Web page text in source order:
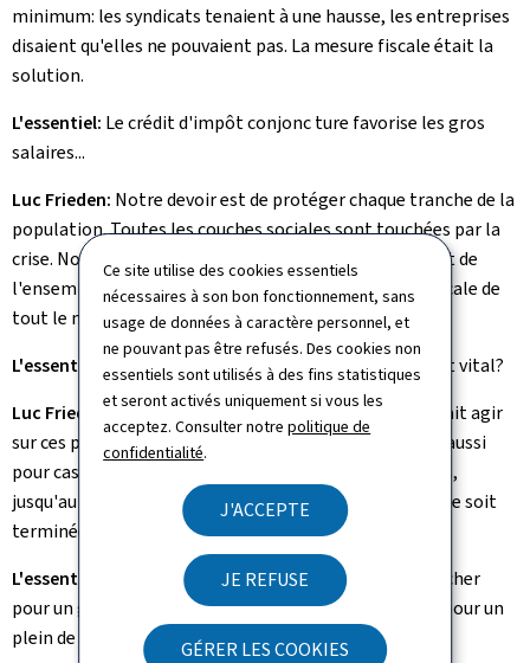
Ce site utilise des cookies essentiels
nécessaires à son bon fonctionnement, sans
usage de données à caractère personnel, et
ne pouvant pas être refusés. Des cookies non
essentiels sont utilisés à des fins statistiques
et seront activés uniquement si vous les
acceptez. Consulter notrepolitique de
confidentialité.
J'ACCEPTE
JE REFUSE
GÉRER LES COOKIES
minimum: les syndicats tenaient à une hausse, les entreprises
disaient qu'elles ne pouvaient pas. La mesure fiscale était la
solution.
L'essentiel: Le crédit d'impôt conjonc ture favorise les gros
salaires...
Luc Frieden: Notre devoir est de protéger chaque tranche de la
population. Toutes les couches sociales sont touchées par la
crise. Notre volonté est de rehausser le pouvoir d'achat de
l'ensemble de la population en réduisant la charge fiscale de
tout le monde.
L'essentiel:
Pourquoi jouer sur les prix de l'énergie était vital?
Luc Frieden:L'énergie constitue un coût majeur. Il fallait agir
sur ces prix dans ce contexte de pou voir d'achat, mais aussi
pour casser l'inflation. L'aide est limitée dans le temps,
jusqu'au 31 décembre, dans l'espoir que d'ici là, la guerre soit
terminée et que les marchés soient en bon ordre.
L'essentiel:
L'aide sur le carburant ne coûte-t-elle pas cher
pour un gain finalement modeste, environ 2,50 euros pour un
plein de 50 litres?